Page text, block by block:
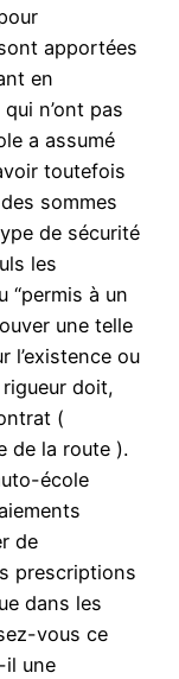
apportées
en
n’ont pas
a assumé
toutefois
sommes
de sécurité
les
“permis à un
une telle
l’existence ou
rigueur doit,
(
de la route ).
école
de
prescriptions
dans les
vous ce
il une